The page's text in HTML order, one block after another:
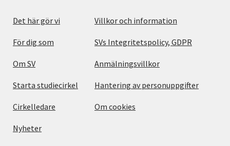
Det här gör vi
För dig som
Om SV
Starta studiecirkel
Cirkelledare
Nyheter
Villkor och information
SVs Integritetspolicy, GDPR
Anmälningsvillkor
Hantering av personuppgifter
Om cookies